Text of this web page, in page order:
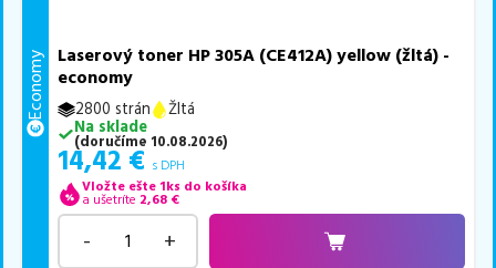
Economy
Laserový toner HP 305A (CE412A) yellow (žltá) -
economy
2800 strán
Žltá
Na sklade
(doručíme 10.08.2026)
14,42 € s DPH
Vložte ešte 1ks do košíka
a ušetríte 2,68 €
- +